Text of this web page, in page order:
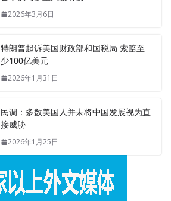
2026年3月6日
特朗普起诉美国财政部和国税局 索赔至
少100亿美元
2026年1月31日
民调：多数美国人并未将中国发展视为直
接威胁
2026年1月25日